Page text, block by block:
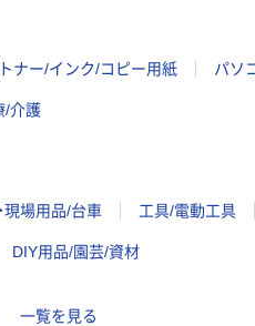
トナー/インク/コピー用紙 パソ
/介護
現場用品/台車 工具/電動工具
DIY用品/園芸/資材
一覧を見る